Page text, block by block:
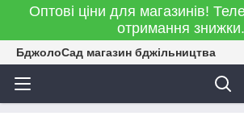
Оптові ціни для магазинів!
отримання знижки.
БджолоСад магазин бджільництва